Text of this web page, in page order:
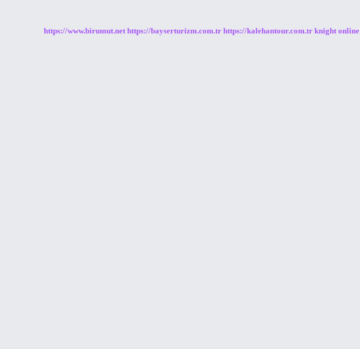
https://www.birumut.net https://bayserturizm.com.tr https://kalehantour.com.tr knight online